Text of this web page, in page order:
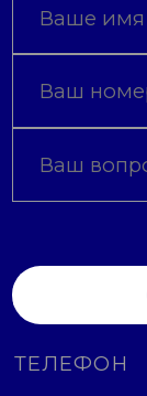
ТЕЛЕФОН